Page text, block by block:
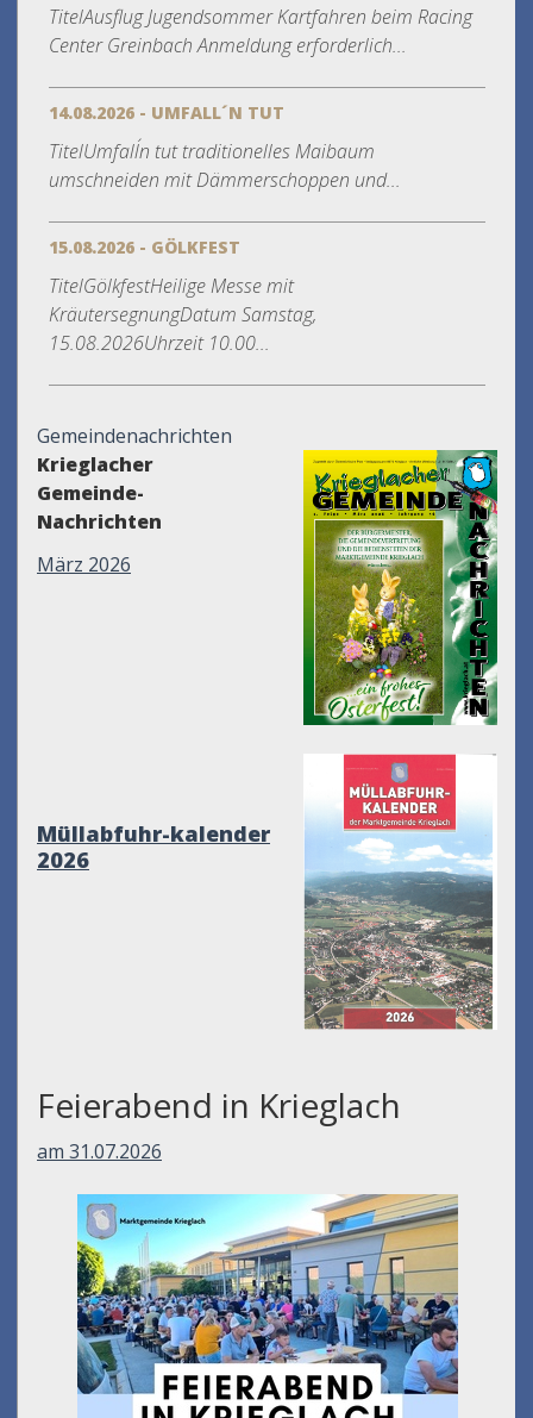
TitelAusflug Jugendsommer Kartfahren beim Racing
Center Greinbach Anmeldung erforderlich...
14.08.2026 - UMFALL´N TUT
TitelUmfall´n tut traditionelles Maibaum
umschneiden mit Dämmerschoppen und...
15.08.2026 - GÖLKFEST
TitelGölkfestHeilige Messe mit
KräutersegnungDatum Samstag,
15.08.2026Uhrzeit 10.00...
Gemeindenachrichten
Krieglacher
Gemeinde-
Nachrichten
März 2026
Müllabfuhr-kalender
2026
Feierabend in Krieglach
am 31.07.2026